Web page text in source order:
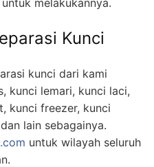
Kunci
kunci dari kami
kunci lemari, kunci laci,
kunci freezer, kunci
lain sebagainya.
untuk wilayah seluruh